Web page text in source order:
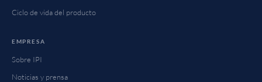
Ciclo de vida del producto
EMPRESA
Sobre IPI
Noticias y prensa